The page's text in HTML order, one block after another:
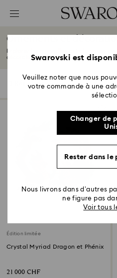
Accesskeys list
2 - Footer
4 - Search results
Ornements et
décoration...Lire plus
3 Résultats
Édition limitée
Crystal Myriad Dragon et Phénix
21 000 CHF
Swarovski est
Veuillez noter que nous
votre commande à une
Changer de
Rester dans le
Nous livrons dans d’autres
ne figure pas
Voir tous